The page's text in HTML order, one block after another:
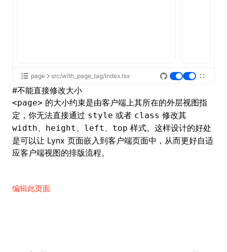
page src/with_page_tag/index.tsx
#不能直接修改大小
<page> 的大小约束是由客户端上其所在的外层视图指
定，你无法直接通过 style 或者 class 修改其
width、 height 、 left 、 top 样式。这样设计的好处
是可以让 Lynx 页面嵌入到客户端页面中，从而更好自适
应客户端视图的排版流程。
编辑此页面